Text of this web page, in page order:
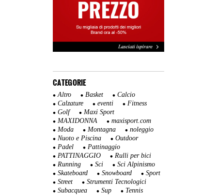
CATEGORIE
Altro Basket
Calcio
Calzature
eventi
Fitness
Golf
Maxi Sport
MAXIDONNA
maxisport.com
Moda
Montagna
noleggio
Nuoto e Piscina
Outdoor
Padel
Pattinaggio
PATTINAGGIO
Rulli per bici
Running
Sci
Sci Alpinismo
Skateboard
Snowboard
Sport
Street
Strumenti Tecnologici
Subacquea
Sup
Tennis